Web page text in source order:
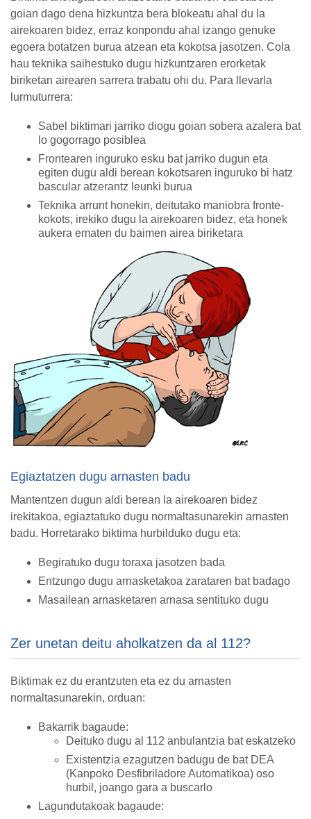
goian dago dena hizkuntza bera blokeatu ahal du la
airekoaren bidez, erraz konpondu ahal izango genuke
egoera botatzen burua atzean eta kokotsa jasotzen. Cola
hau teknika saihestuko dugu hizkuntzaren erorketak
biriketan airearen sarrera trabatu ohi du. Para llevarla
lurmuturrera:
Sabel biktimari jarriko diogu goian sobera azalera bat
lo gogorrago posiblea
Frontearen inguruko esku bat jarriko dugun eta
egiten dugu aldi berean kokotsaren inguruko bi hatz
bascular atzerantz leunki burua
Teknika arrunt honekin, deitutako maniobra fronte-
kokots, irekiko dugu la airekoaren bidez, eta honek
aukera ematen du baimen airea biriketara
Egiaztatzen dugu arnasten badu
Mantentzen dugun aldi berean la airekoaren bidez
irekitakoa, egiaztatuko dugu normaltasunarekin arnasten
badu. Horretarako biktima hurbilduko dugu eta:
Begiratuko dugu toraxa jasotzen bada
Entzungo dugu arnasketakoa zarataren bat badago
Masailean arnasketaren arnasa sentituko dugu
Zer unetan deitu aholkatzen da al 112?
Biktimak ez du erantzuten eta ez du arnasten
normaltasunarekin, orduan:
Bakarrik bagaude:
Deituko dugu al 112 anbulantzia bat eskatzeko
Existentzia ezagutzen badugu de bat DEA
(Kanpoko Desfibriladore Automatikoa) oso
hurbil, joango gara a buscarlo
Lagundutakoak bagaude: